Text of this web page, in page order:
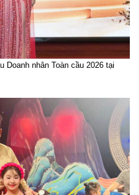
Doanh nhân Toàn cầu 2026 tại